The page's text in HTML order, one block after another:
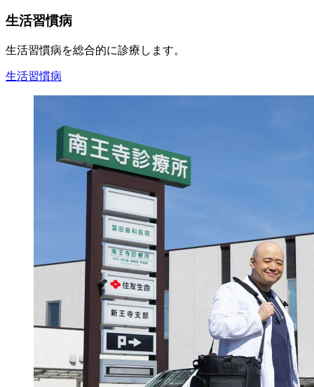
生活習慣病
生活習慣病を総合的に診療します。
生活習慣病